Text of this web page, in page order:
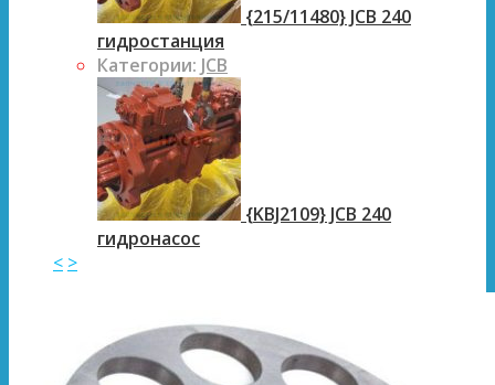
{215/11480} JCB 240
гидростанция
Категории: JCB
{KBJ2109} JCB 240
гидронасос
< >